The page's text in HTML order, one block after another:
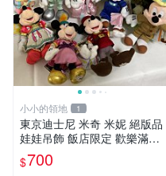
小小的領地 1
東京迪士尼 米奇 米妮 絕版品
娃娃吊飾 飯店限定 歡樂滿人
間 復活節
$700